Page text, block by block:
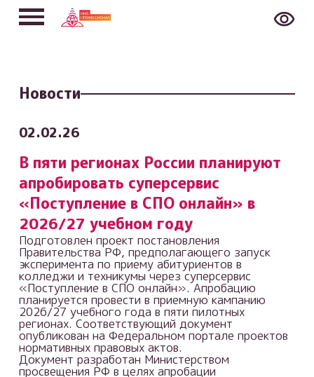
Новости
02.02.26
В пяти регионах России планируют
апробировать суперсервис
«Поступление в СПО онлайн» в
2026/27 учебном году
Подготовлен проект постановления
Правительства РФ, предполагающего запуск
эксперимента по приему абитуриентов в
колледжи и техникумы через суперсервис
«Поступление в СПО онлайн». Апробацию
планируется провести в приемную кампанию
2026/27 учебного года в пяти пилотных
регионах. Соответствующий документ
опубликован на Федеральном портале проектов
нормативных правовых актов.
Документ разработан Министерством
просвещения РФ в целях апробации